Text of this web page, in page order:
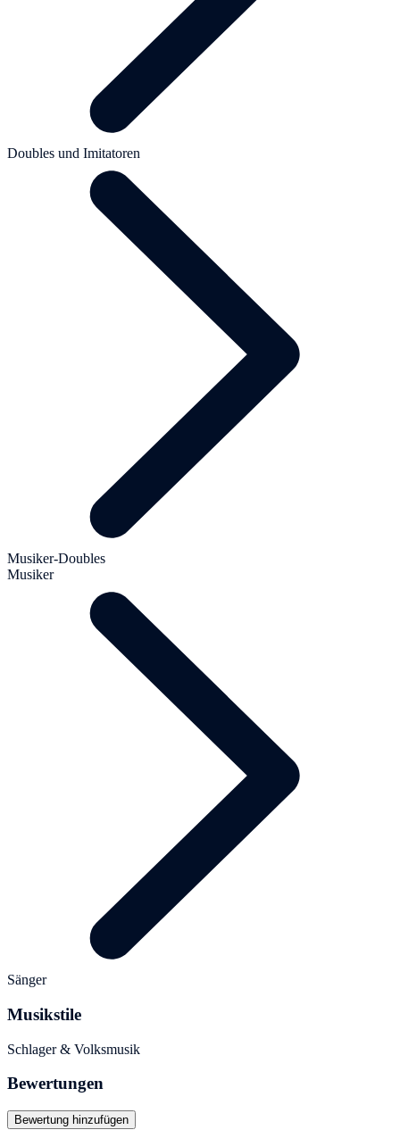
Doubles und Imitatoren
Musiker-Doubles
Musiker
Sänger
Musikstile
Schlager & Volksmusik
Bewertungen
Bewertung hinzufügen